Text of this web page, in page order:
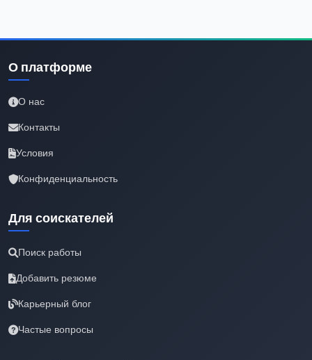
О платформе
О нас
Контакты
Условия
Конфиденциальность
Для соискателей
Поиск работы
Добавить резюме
Карьерный блог
Частые вопросы